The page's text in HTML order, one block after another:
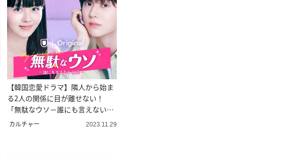
【韓国恋愛ドラマ】隣人から始ま
る2人の関係に目が離せない！
「無駄なウソ－誰にも言えない秘
密－」
カルチャー 2023.11.29